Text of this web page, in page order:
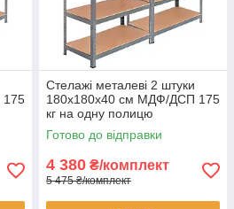
Стелажі металеві 2 штуки
180х180х40 см МДФ/ДСП 175
кг на одну полицю
оцинковані 10 полиць для
зберігання
Готово до відправки
4 380 ₴/комплект
5 475 ₴/комплект